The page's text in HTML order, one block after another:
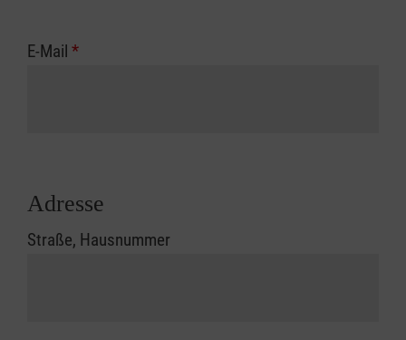
E-Mail *
Adresse
Straße, Hausnummer